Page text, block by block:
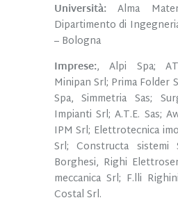
Università:Alma
Dipartimento di
– Bologna
Imprese:,
Alpi Spa;
Minipan Srl; Prima Folder
Spa, Simmetria Sas;
Impianti Srl; A.T.E. Sas;
IPM Srl; Elettrotecnica
Srl; Constructa sistemi
Borghesi, Righi
meccanica Srl; F.lli
Costal Srl.